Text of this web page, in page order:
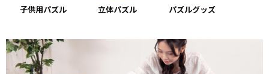
子供用パズル 立体パズル パズルグッズ